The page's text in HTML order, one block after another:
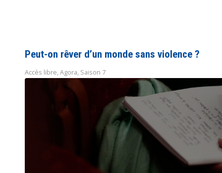
Peut-on rêver d’un monde sans violence ?
Accès libre, Agora, Saison 7